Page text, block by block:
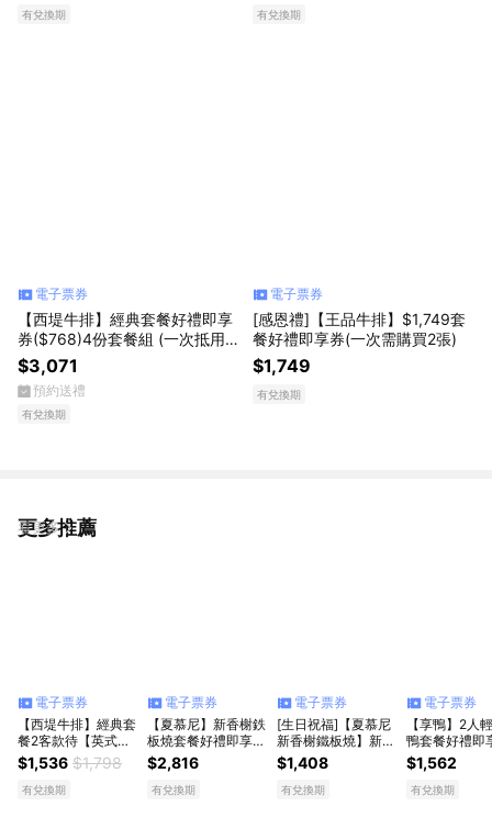
有兌換期 有兌換期
電子票券
【西堤牛排】經典套餐好禮即享
券($768)4份套餐組 (一次抵用)
(限內用)
$3,071
預約送禮
有兌換期
電子票券
[感恩禮]【王品牛排】$1,749套
餐好禮即享券(一次需購買2張)
$1,749
有兌換期
更多推薦
看更多
電子票券
【西堤牛排】經典套
餐2客款待【英式炸
魚】好禮即享券(一
次抵用)(限內用)
$1,536 $1,798
有兌換期
電子票券
【夏慕尼】新香榭鉄
板燒套餐好禮即享券
($1408)2份套餐組
(一次抵用)(限內用)
$2,816
有兌換期
電子票券
[生日祝福]【夏慕尼
新香榭鐵板燒】新香
榭套餐好禮即享券
($1408)(一次抵用)
(限內用)
$1,408
有兌換期
電子票券
【享鴨】2人
鴨套餐好禮即
($1562)(一次
(限內用)
$1,562
有兌換期